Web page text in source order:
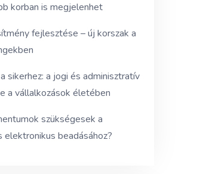
korban is megjelenhet
fejlesztése – új korszak a
sikerhez: a jogi és adminisztratív
a vállalkozások életében
szükségesek a
elektronikus beadásához?